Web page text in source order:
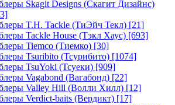
Skagit Designs (Скагит Дизайнс)
T.H. Tackle (ТиЭйч Текл) [21]
Tackle House (Тэкл Хаус) [693]
Tiemco (Тиемко) [30]
Tsuribito (Тсурибито) [1074]
TsuYoki (Тсуеки) [909]
Vagabond (Вагабонд) [22]
Valley Hill (Волли Хилл) [12]
Verdict-baits (Вердикт) [17]